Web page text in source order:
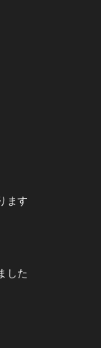
ます
した